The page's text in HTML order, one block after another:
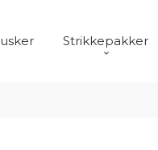
Strikkepakker